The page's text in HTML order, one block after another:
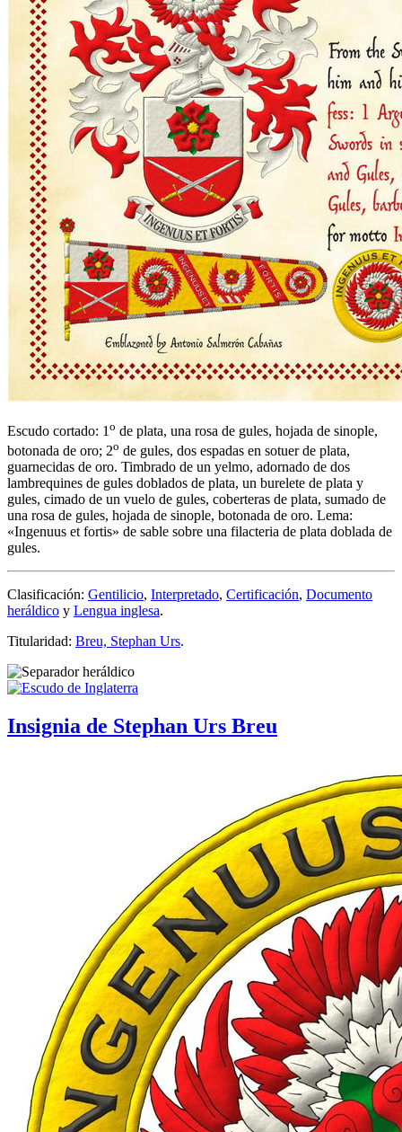
Escudo cortado: 1 o de plata, una rosa de gules, hojada de sinople,
botonada de oro; 2o de gules, dos espadas en sotuer de plata,
guarnecidas de oro. Timbrado de un yelmo, adornado de dos
lambrequines de gules doblados de plata, un burelete de plata y
gules, cimado de un vuelo de gules, coberteras de plata, sumado de
una rosa de gules, hojada de sinople, botonada de oro. Lema:
«Ingenuus et fortis» de sable sobre una filacteria de plata doblada de
gules.
Clasificación: Gentilicio, Interpretado, Certificación, Documento
heráldico y Lengua inglesa.
Titularidad: Breu, Stephan Urs.
Insignia de Stephan Urs Breu